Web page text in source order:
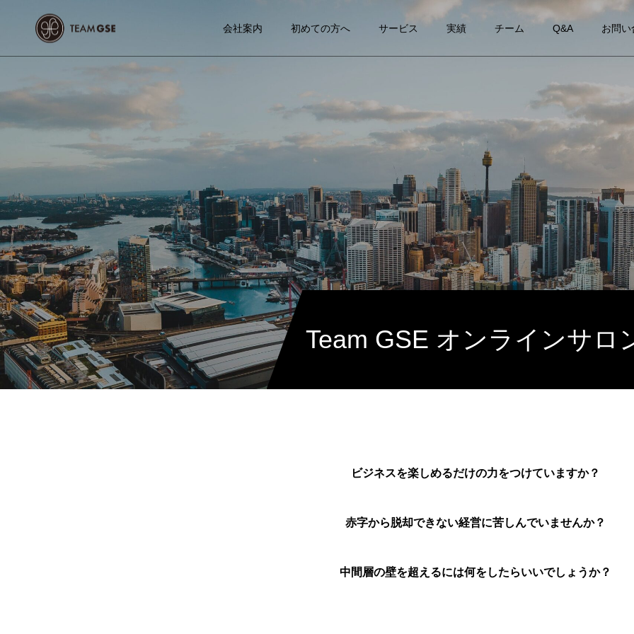
会社案内 初めての方へ サービス 実績 チーム Q&A お問い
Team GSE オンラインサロ
ビジネスを楽しめるだけの力をつけていますか？
赤字から脱却できない経営に苦しんでいませんか？
中間層の壁を超えるには何をしたらいいでしょうか？